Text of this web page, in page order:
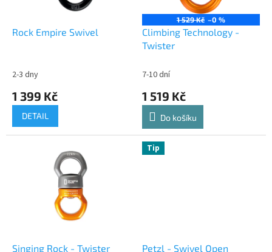
Rock Empire Swivel
2-3 dny
1 399 Kč
DETAIL
1 529 Kč –0 %
Climbing Technology -
Twister
7-10 dní
1 519 Kč
Do košíku
Singing Rock - Twister
Tip
Petzl - Swivel Open